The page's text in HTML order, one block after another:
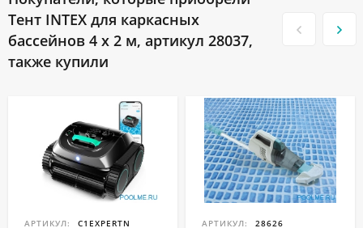
Тент INTEX для каркасных
бассейнов 4 x 2 м, артикул 28037,
также купили
АРТИКУЛ: C1EXPERTN АРТИКУЛ: 28626